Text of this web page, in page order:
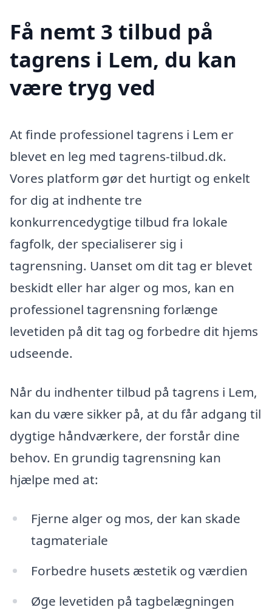
Få nemt 3 tilbud på
tagrens i Lem, du kan
være tryg ved
At finde professionel tagrens i Lem er
blevet en leg med tagrens-tilbud.dk.
Vores platform gør det hurtigt og enkelt
for dig at indhente tre
konkurrencedygtige tilbud fra lokale
fagfolk, der specialiserer sig i
tagrensning. Uanset om dit tag er blevet
beskidt eller har alger og mos, kan en
professionel tagrensning forlænge
levetiden på dit tag og forbedre dit hjems
udseende.
Når du indhenter tilbud på tagrens i Lem,
kan du være sikker på, at du får adgang til
dygtige håndværkere, der forstår dine
behov. En grundig tagrensning kan
hjælpe med at:
Fjerne alger og mos, der kan skade
tagmateriale
Forbedre husets æstetik og værdien
Øge levetiden på tagbelægningen